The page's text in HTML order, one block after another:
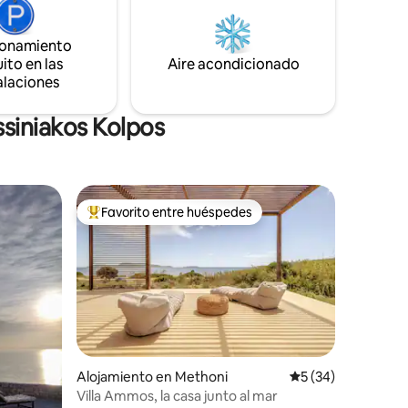
minutos en coche de la ciudad de
Kalamata, somos su opción ideal para su
en las
Aire acondicionado
Kolpos
Favorito entre huéspedes preferido
Favorito entre huéspedes
Alojamiento en Methoni Calificación
5 (34)
Villa Ammos, la casa junto al mar